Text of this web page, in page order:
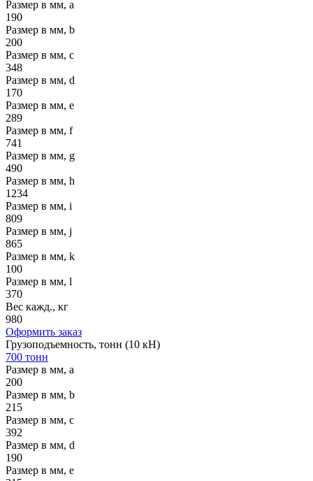
Размер в мм, a
190
Размер в мм, b
200
Размер в мм, c
348
Размер в мм, d
170
Размер в мм, e
289
Размер в мм, f
741
Размер в мм, g
490
Размер в мм, h
1234
Размер в мм, i
809
Размер в мм, j
865
Размер в мм, k
100
Размер в мм, l
370
Вес кажд., кг
980
Оформить заказ
Грузоподъемность, тонн (10 кН)
700 тонн
Размер в мм, a
200
Размер в мм, b
215
Размер в мм, c
392
Размер в мм, d
190
Размер в мм, e